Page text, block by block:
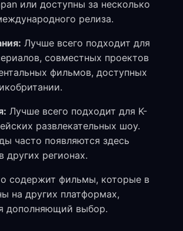
или доступны за несколько
релиза.
Лучше всего подходит для
совместных проектов
фильмов, доступных
Лучше всего подходит для K-
развлекательных шоу.
часто появляются здесь
других регионах.
содержит фильмы, которые в
на других платформах,
дополняющий выбор.